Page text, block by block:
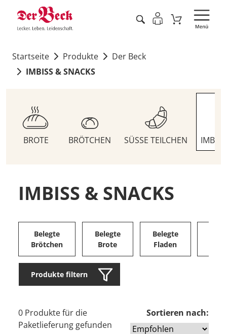
Startseite Produkte
Der Beck
IMBISS & SNACKS
BROTE BRÖTCHEN SÜSSE TEILCHEN
IMBISS & SNACKS
Belegte
Brötchen
Belegte
Brote
Belegte
Fladen
Produkte filtern
0 Produkte für die
Paketlieferung gefunden
Sortieren nach: